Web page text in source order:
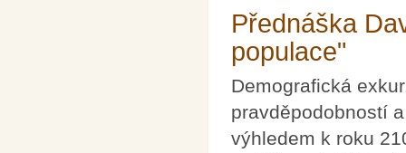
Přednáška
populace"
Demografická
pravděpodobností
výhledem k roku